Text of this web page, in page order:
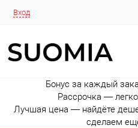
Вход
Бонус за каждый
Рассрочка —
Лучшая цена — найдёте
сделаем